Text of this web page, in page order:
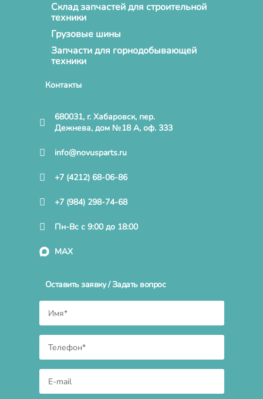
Склад запчастей для строительной
техники
Грузовые шины
Запчасти для горнодобывающей
техники
Контакты
680031, г. Хабаровск, пер.
Дежнева, дом №18 А, оф. 333
info@novusparts.ru
+7 (4212) 68-06-86
+7 (984) 298-74-68
Пн-Вс с 9:00 до 18:00
MAX
Оставить заявку / Задать вопрос